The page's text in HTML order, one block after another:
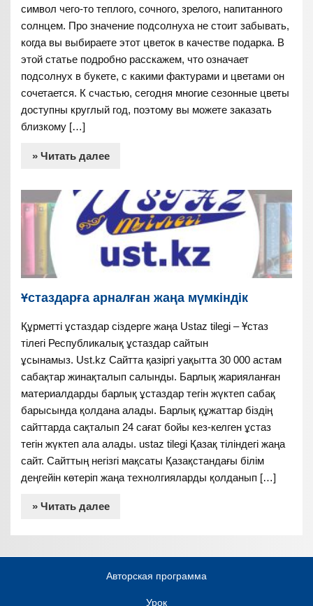
символ чего-то теплого, сочного, зрелого, напитанного
солнцем. Про значение подсолнуха не стоит забывать,
когда вы выбираете этот цветок в качестве подарка. В
этой статье подробно расскажем, что означает
подсолнух в букете, с какими фактурами и цветами он
сочетается. К счастью, сегодня многие сезонные цветы
доступны круглый год, поэтому вы можете заказать
близкому […]
» Читать далее
Ұстаздарға арналған жаңа мүмкіндік
Құрметті ұстаздар сіздерге жаңа Ustaz tilegi – Ұстаз
тілегі Республикалық ұстаздар сайтын
ұсынамыз. Ust.kz Сайтта қазіргі уақытта 30 000 астам
сабақтар жинақталып салынды. Барлық жарияланған
материалдарды барлық ұстаздар тегін жүктеп сабақ
барысында қолдана алады. Барлық құжаттар біздің
сайттарда сақталып 24 сағат бойы кез-келген ұстаз
тегін жүктеп ала алады. ustaz tilegi Қазақ тіліндегі жаңа
сайт. Сайттың негізгі мақсаты Қазақстандағы білім
деңгейін көтеріп жаңа технолгияларды қолданып […]
» Читать далее
Авторская программа
Урок